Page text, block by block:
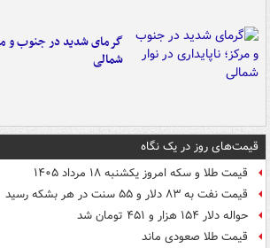
گرمای شدید در جنوب و
شمالی
قیمت‌های روز در یک نگاه
قیمت طلا و سکه امروز یکشنبه ۱۸ مرداد ۱۴۰۵
قیمت نفت به ۸۳ دلار و ۵۵ سنت در هر بشکه رسید
حواله دلار ۱۵۴ هزار و ۴۵۱ تومان شد
قیمت طلا صعودی ماند